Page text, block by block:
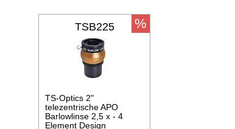
TSB225
TS-Optics 2"
telezentrische APO
Barlowlinse 2,5 x - 4
Element Design
%